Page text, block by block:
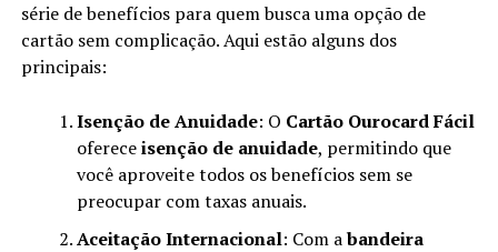
série de benefícios para quem busca uma opção de
cartão sem complicação. Aqui estão alguns dos
principais:
Isenção de Anuidade: O Cartão Ourocard Fácil
ofereceisenção de anuidade, permitindo que
você aproveite todos os benefícios sem se
preocupar com taxas anuais.
Aceitação Internacional: Com abandeira